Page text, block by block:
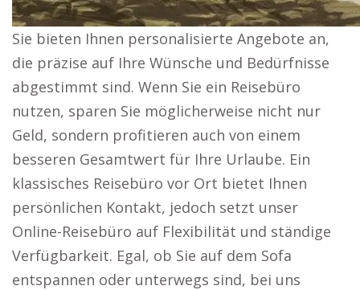
Sie bieten Ihnen personalisierte Angebote an,
die präzise auf Ihre Wünsche und Bedürfnisse
abgestimmt sind. Wenn Sie ein Reisebüro
nutzen, sparen Sie möglicherweise nicht nur
Geld, sondern profitieren auch von einem
besseren Gesamtwert für Ihre Urlaube. Ein
klassisches Reisebüro vor Ort bietet Ihnen
persönlichen Kontakt, jedoch setzt unser
Online-Reisebüro auf Flexibilität und ständige
Verfügbarkeit. Egal, ob Sie auf dem Sofa
entspannen oder unterwegs sind, bei uns